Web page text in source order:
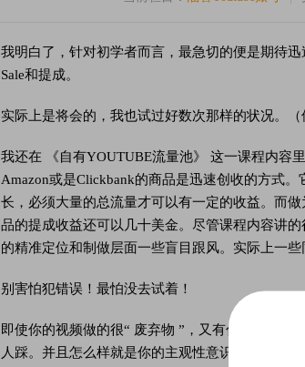
我明白了，针对初学者而言，最急切的便是期待
Sale和提成。
实际上是将会的，我也试过好数次那样的状况。
我还在 《自有YOUTUBE流量池》 这一课程内容
Amazon或是Clickbank的商品是迅速创收的方式
长，必须大量的总流量才可以有一定的收益。而
品的提成收益还可以几十美金。尽管课程内容讲
的精准定位和制做层面一些盲目跟风。实际上一
别害怕犯错误！最怕没去试着！
即使你的视频做的很“ 废弃物 ”，又有什么关系？
人踩。并且怎么样就是你的主观性意识，你认为